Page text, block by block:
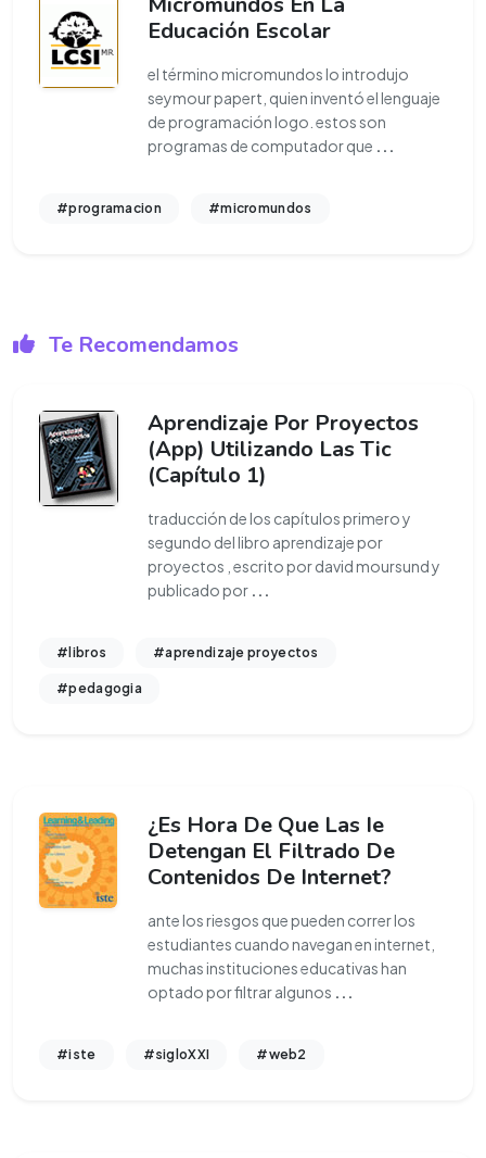
Educación Escolar
el término micromundos lo introdujo
seymour papert, quien inventó el lenguaje
de programación logo. estos son
programas de computador que ...
#programacion #micromundos
Te Recomendamos
Aprendizaje Por Proyectos
(App) Utilizando Las Tic
(Capítulo 1)
traducción de los capítulos primero y
segundo del libro aprendizaje por
proyectos , escrito por david moursund y
publicado por ...
#libros #aprendizaje proyectos
#pedagogia
¿Es Hora De Que Las Ie
Detengan El Filtrado De
Contenidos De Internet?
ante los riesgos que pueden correr los
estudiantes cuando navegan en internet,
muchas instituciones educativas han
optado por filtrar algunos ...
#iste #sigloXXI #web2